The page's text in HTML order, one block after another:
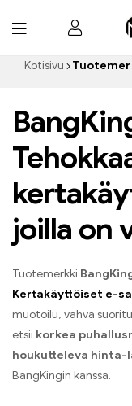
Kotisivu
joilla on
Tuotemerkki
Kertakäyttöiset e-
muotoilu, vahva
etsii korkea
houkutteleva hinta-
BangKingin kanssa.